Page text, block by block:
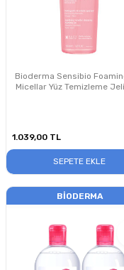
Bioderma Sensibio
Micellar Yüz Temizleme
1.039,00 TL
SEPETE EKLE
BIODERMA